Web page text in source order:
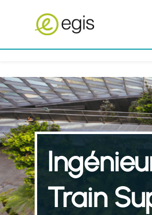
Train